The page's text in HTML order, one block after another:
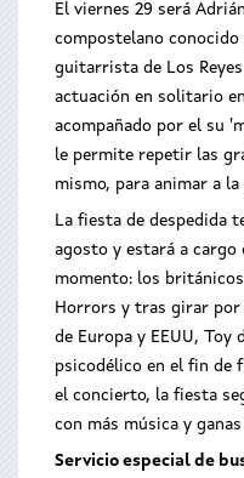
El viernes 29 será
compostelano
guitarrista de Los
actuación en solitario
acompañado por el su
le permite repetir las
mismo, para animar a
La fiesta de despedida
agosto y estará a cargo
momento: los
Horrors y tras girar
de Europa y EEUU,
psicodélico en el fin de
el concierto, la fiesta
con más música y
Servicio especial de